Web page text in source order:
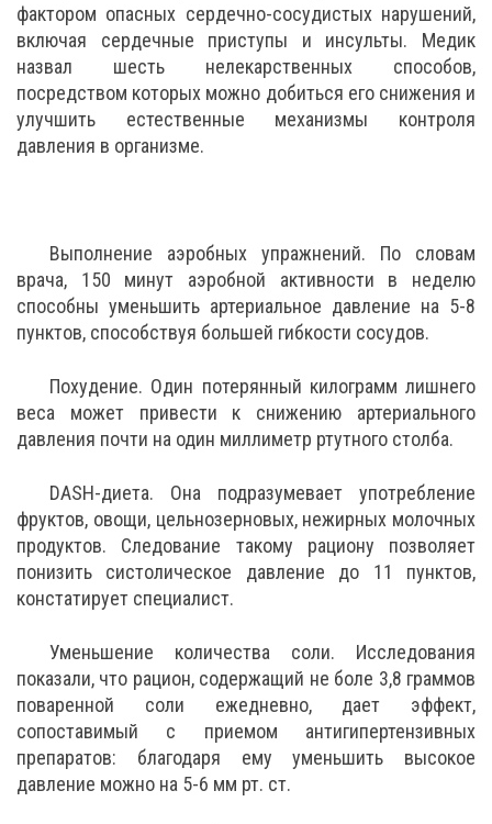
фактором опасных сердечно-сосудистых нарушений,
включая сердечные приступы и инсульты. Медик
назвал шесть нелекарственных способов,
посредством которых можно добиться его снижения и
улучшить естественные механизмы контроля
давления в организме.
Выполнение аэробных упражнений. По словам
врача, 150 минут аэробной активности в неделю
способны уменьшить артериальное давление на 5-8
пунктов, способствуя большей гибкости сосудов.
Похудение. Один потерянный килограмм лишнего
веса может привести к снижению артериального
давления почти на один миллиметр ртутного столба.
DASH-диета. Она подразумевает употребление
фруктов, овощи, цельнозерновых, нежирных молочных
продуктов. Следование такому рациону позволяет
понизить систолическое давление до 11 пунктов,
констатирует специалист.
Уменьшение количества соли. Исследования
показали, что рацион, содержащий не боле 3,8 граммов
поваренной соли ежедневно, дает эффект,
сопоставимый с приемом антигипертензивных
препаратов: благодаря ему уменьшить высокое
давление можно на 5-6 мм рт. ст.